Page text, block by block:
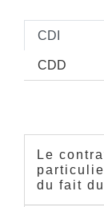
CDI
CDD
Le
du fait